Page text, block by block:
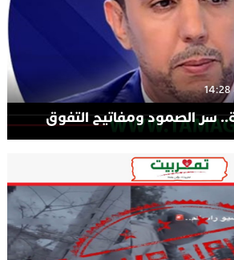
سر الصمود ومفاتيح التفوق